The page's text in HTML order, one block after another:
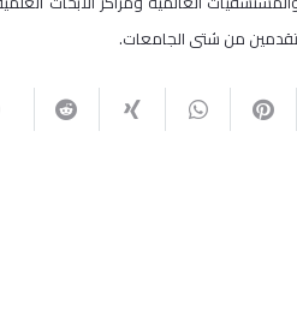
من شتى الجامعات.